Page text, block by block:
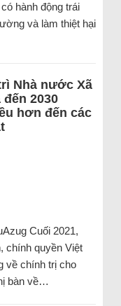
hành động trái
và làm thiệt hại
Nhà nước Xã
2030
hơn đến các
Cuối 2021,
chính quyền Việt
về chính trị cho
bàn về…